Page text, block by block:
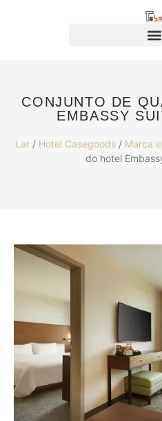
CONJUNTO DE
EMBASSY
Lar/ Hotel Casegoods/ Marca
do hotel